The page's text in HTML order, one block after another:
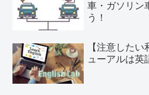
車・ガソリン
う！
【注意した
ューアルは英